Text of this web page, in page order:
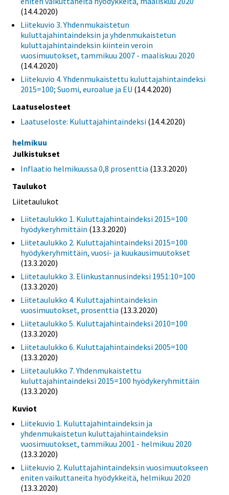
(14.4.2020)
Liitekuvio 3. Yhdenmukaistetun
kuluttajahintaindeksin ja yhdenmukaistetun
kuluttajahintaindeksin kiintein veroin
vuosimuutokset, tammikuu 2007 - maaliskuu 2020
(14.4.2020)
Liitekuvio 4. Yhdenmukaistettu kuluttajahintaindeksi
2015=100; Suomi, euroalue ja EU (14.4.2020)
Laatuselosteet
Laatuseloste: Kuluttajahintaindeksi (14.4.2020)
helmikuu
Julkistukset
Inflaatio helmikuussa 0,8 prosenttia (13.3.2020)
Taulukot
Liitetaulukot
Liitetaulukko 1. Kuluttajahintaindeksi 2015=100
hyödykeryhmittäin (13.3.2020)
Liitetaulukko 2. Kuluttajahintaindeksi 2015=100
hyödykeryhmittäin, vuosi- ja kuukausimuutokset
(13.3.2020)
Liitetaulukko 3. Elinkustannusindeksi 1951:10=100
(13.3.2020)
Liitetaulukko 4. Kuluttajahintaindeksin
vuosimuutokset, prosenttia (13.3.2020)
Liitetaulukko 5. Kuluttajahintaindeksi 2010=100
(13.3.2020)
Liitetaulukko 6. Kuluttajahintaindeksi 2005=100
(13.3.2020)
Liitetaulukko 7. Yhdenmukaistettu
kuluttajahintaindeksi 2015=100 hyödykeryhmittäin
(13.3.2020)
Kuviot
Liitekuvio 1. Kuluttajahintaindeksin ja
yhdenmukaistetun kuluttajahintaindeksin
vuosimuutokset, tammikuu 2001 - helmikuu 2020
(13.3.2020)
Liitekuvio 2. Kuluttajahintaindeksin vuosimuutokseen
eniten vaikuttaneita hyödykkeitä, helmikuu 2020
(13.3.2020)